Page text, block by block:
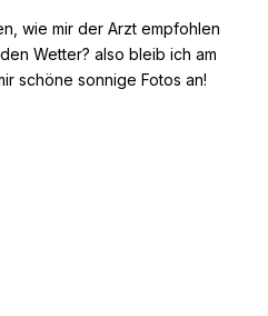
wie mir der Arzt empfohlen
Wetter? also bleib ich am
schöne sonnige Fotos an!